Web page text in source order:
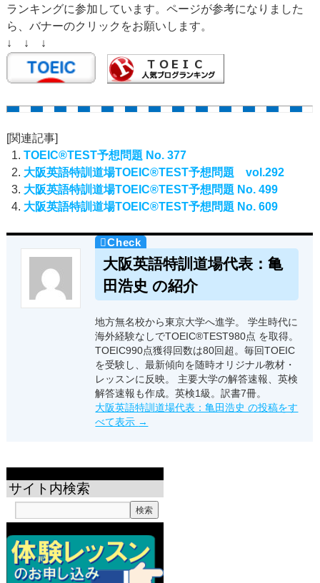
ランキングに参加しています。ページが参考になりました
ら、バナーのクリックをお願いします。
↓ ↓ ↓
[関連記事]
TOEIC®TEST予想問題 No. 377
大阪英語特訓道場TOEIC®TEST予想問題 vol.292
大阪英語特訓道場TOEIC®TEST予想問題 No. 499
大阪英語特訓道場TOEIC®TEST予想問題 No. 609
大阪英語特訓道場代表：亀
田浩史 の紹介
地方無名校から東京大学へ進学。 学生時代に
海外経験なしでTOEIC®TEST980点 を取得。
TOEIC990点獲得回数は80回超。毎回TOEIC
を受験し、最新傾向を随時オリジナル教材・
レッスンに反映。 主要大学の解答速報、英検
解答速報も作成。英検1級。訳書7冊。
大阪英語特訓道場代表：亀田浩史 の投稿をす
べて表示 →
サイト内検索